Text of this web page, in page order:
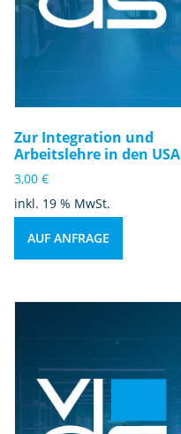
Zur Integration und
Arbeitslehre in den USA
3,00 €
inkl. 19 % MwSt.
AUF ANFRAGE